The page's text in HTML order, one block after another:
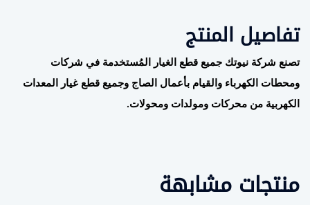
تفاصيل المنتج
تصنع شركة نيوتك جميع قطع الغيار المُستخدمة في شركات
ومحطات الكهرباء والقيام بأعمال الصاج وجميع قطع غيار المعدات
الكهربية من محركات ومولدات ومحولات.
منتجات مشابهة